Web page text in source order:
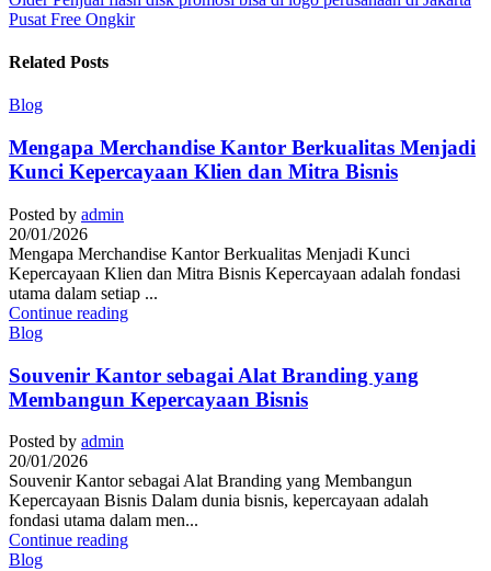
Pusat Free Ongkir
Related Posts
Blog
Mengapa Merchandise Kantor Berkualitas Menjadi
Kunci Kepercayaan Klien dan Mitra Bisnis
Posted by admin
20/01/2026
Mengapa Merchandise Kantor Berkualitas Menjadi Kunci
Kepercayaan Klien dan Mitra Bisnis Kepercayaan adalah fondasi
utama dalam setiap ...
Continue reading
Blog
Souvenir Kantor sebagai Alat Branding yang
Membangun Kepercayaan Bisnis
Posted by admin
20/01/2026
Souvenir Kantor sebagai Alat Branding yang Membangun
Kepercayaan Bisnis Dalam dunia bisnis, kepercayaan adalah
fondasi utama dalam men...
Continue reading
Blog